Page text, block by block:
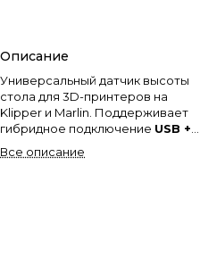
Описание
Универсальный датчик высоты
стола для 3D-принтеров на
Klipper и Marlin. Поддерживает
гибридное подключение USB +
акселерометром
Все описание